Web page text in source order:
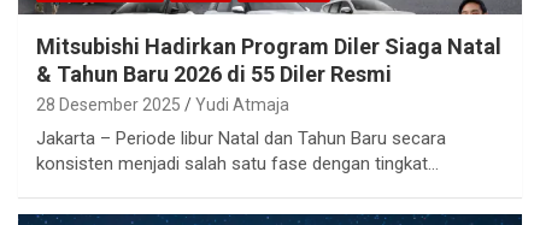
Mitsubishi Hadirkan Program Diler Siaga Natal
& Tahun Baru 2026 di 55 Diler Resmi
28 Desember 2025 Yudi Atmaja
Jakarta – Periode libur Natal dan Tahun Baru secara
konsisten menjadi salah satu fase dengan tingkat…